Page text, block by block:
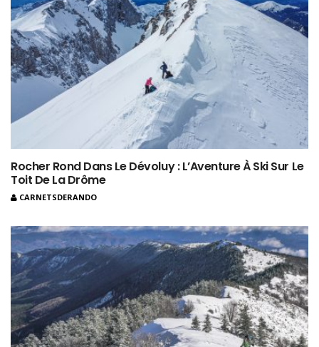
Rocher Rond Dans Le Dévoluy : L’Aventure À Ski Sur Le
Toit De La Drôme
CARNETSDERANDO